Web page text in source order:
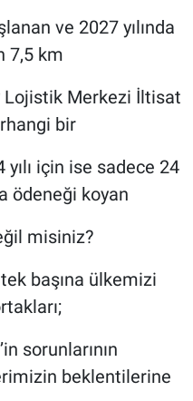
ve 2027 yılında
7,5 km
Lojistik Merkezi İltisat
bir
için ise sadece 24
ödeneği koyan
misiniz?
başına ülkemizi
sorunlarının
beklentilerine